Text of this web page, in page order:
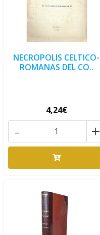
NECROPOLIS CELTICO-
ROMANAS DEL CO..
4,24€
+
-